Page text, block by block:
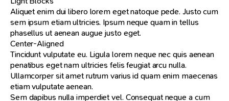
Aliquet enim dui libero lorem eget natoque pede. Justo cum
sem ipsum etiam ultricies. Ipsum neque quam in tellus
phasellus ut aenean augue justo eget.
Center-Aligned
Tincidunt vulputate eu. Ligula lorem neque nec quis aenean
penatibus eget nam ultricies felis feugiat arcu nulla.
Ullamcorper sit amet rutrum varius id quam enim maecenas
etiam vulputate aenean.
Sem dapibus nulla imperdiet vel. Consequat neque a cum